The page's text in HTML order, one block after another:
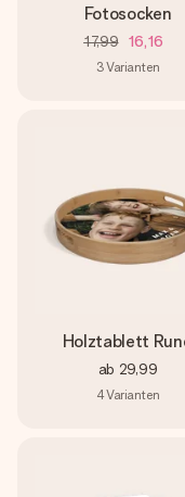
Fotosocken
17,99 16,16
3Varianten
Holztablett
ab 29,99
4Varianten